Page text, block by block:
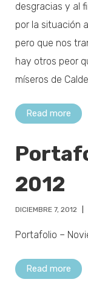
desgracias y al
por la situación
pero que nos
hay otros peor
míseros de
Read more
2012
DICIEMBRE 7, 2012
Portafolio –
Read more